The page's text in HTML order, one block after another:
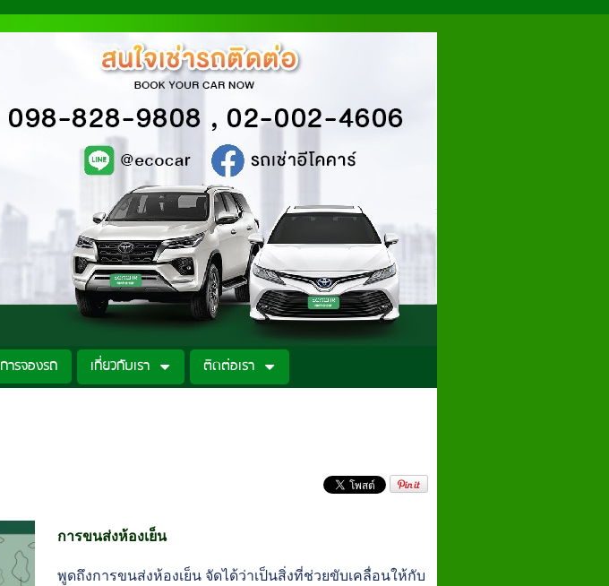
การจองรถ เกี่ยวกับเรา ติดต่อเรา
การขนส่งห้องเย็น
พูดถึงการขนส่งห้องเย็น จัดได้ว่าเป็นสิ่งที่ช่วยขับเคลื่อนให้กับ